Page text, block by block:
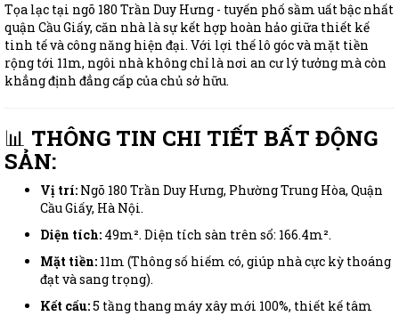
Tọa lạc tại ngõ 180 Trần Duy Hưng - tuyến phố sầm uất bậc nhất
quận Cầu Giấy, căn nhà là sự kết hợp hoàn hảo giữa thiết kế
tinh tế và công năng hiện đại. Với lợi thế lô góc và mặt tiền
rộng tới 11m, ngôi nhà không chỉ là nơi an cư lý tưởng mà còn
khẳng định đẳng cấp của chủ sở hữu.
📊 THÔNG TIN CHI TIẾT BẤT ĐỘNG
SẢN:
Vị trí: Ngõ 180 Trần Duy Hưng, Phường Trung Hòa, Quận
Cầu Giấy, Hà Nội.
Diện tích: 49m². Diện tích sàn trên sổ: 166.4m².
Mặt tiền: 11m (Thông số hiếm có, giúp nhà cực kỳ thoáng
đạt và sang trọng).
Kết cấu:5 tầng thang máy xây mới 100%, thiết kế tâm